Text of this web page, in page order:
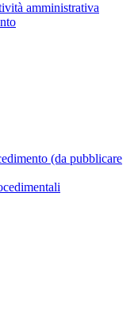
amministrativa
(da pubblicare